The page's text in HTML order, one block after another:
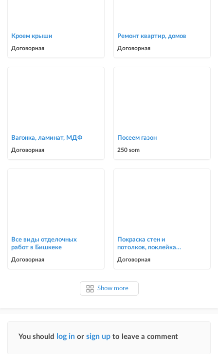
Кроем крыши
Договорная
Ремонт квартир, домов
Договорная
Вагонка, ламинат, МДФ
Договорная
Посеем газон
250 som
Все виды отделочных
работ в Бишкеке
Договорная
Покраска стен и
потолков, поклейка
Договорная
Show more
You should log in or sign up to leave a comment